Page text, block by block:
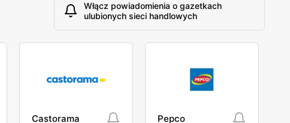
Włącz powiadomienia o gazetkach
ulubionych sieci handlowych
Castorama Pepco